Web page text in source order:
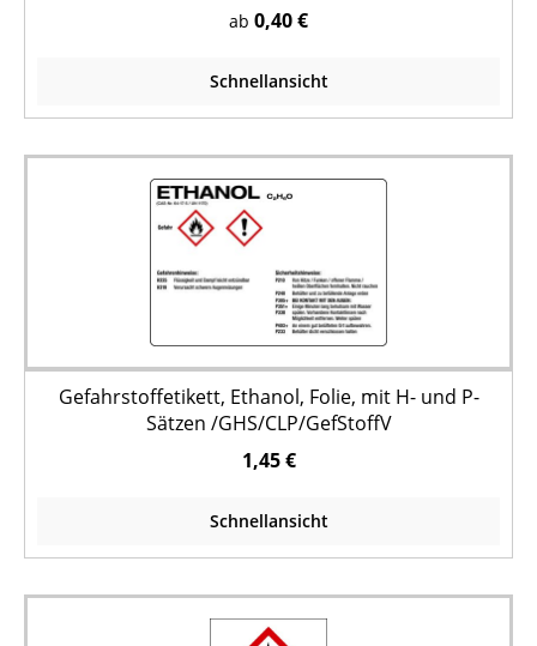
ab 0,40 €
Schnellansicht
Gefahrstoffetikett, Ethanol, Folie, mit H- und P-
Sätzen /GHS/CLP/GefStoffV
1,45 €
Schnellansicht